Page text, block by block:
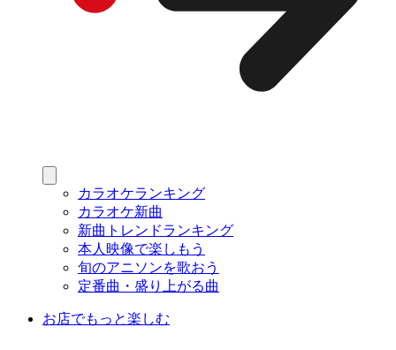
カラオケランキング
カラオケ新曲
新曲トレンドランキング
本人映像で楽しもう
旬のアニソンを歌おう
定番曲・盛り上がる曲
お店でもっと楽しむ